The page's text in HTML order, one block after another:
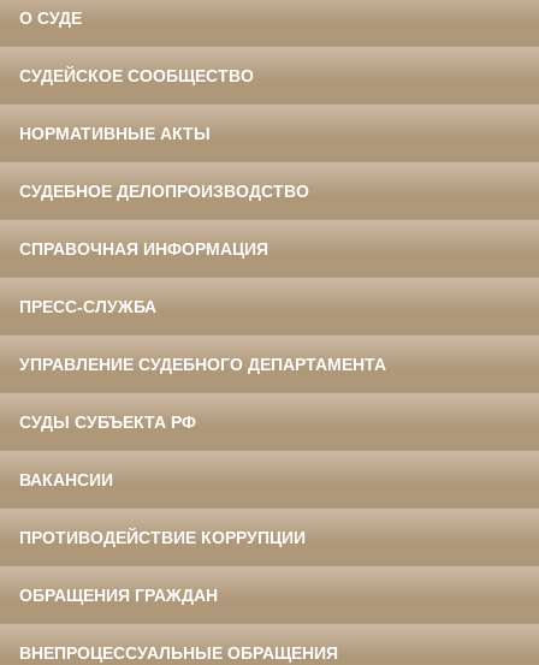
О СУДЕ
СУДЕЙСКОЕ СООБЩЕСТВО
НОРМАТИВНЫЕ АКТЫ
СУДЕБНОЕ ДЕЛОПРОИЗВОДСТВО
СПРАВОЧНАЯ ИНФОРМАЦИЯ
ПРЕСС-СЛУЖБА
УПРАВЛЕНИЕ СУДЕБНОГО ДЕПАРТАМЕНТА
СУДЫ СУБЪЕКТА РФ
ВАКАНСИИ
ПРОТИВОДЕЙСТВИЕ КОРРУПЦИИ
ОБРАЩЕНИЯ ГРАЖДАН
ВНЕПРОЦЕССУАЛЬНЫЕ ОБРАЩЕНИЯ